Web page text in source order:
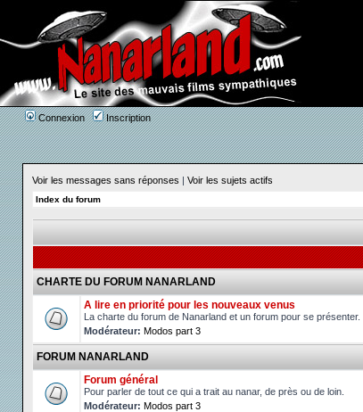
Connexion Inscription
Voir les messages sans réponses | Voir les sujets actifs
Index du forum
CHARTE DU FORUM NANARLAND
A lire en priorité pour les nouveaux venus
La charte du forum de Nanarland et un forum pour se présenter.
Modérateur: Modos part 3
FORUM NANARLAND
Forum général
Pour parler de tout ce qui a trait au nanar, de près ou de loin.
Modérateur: Modos part 3